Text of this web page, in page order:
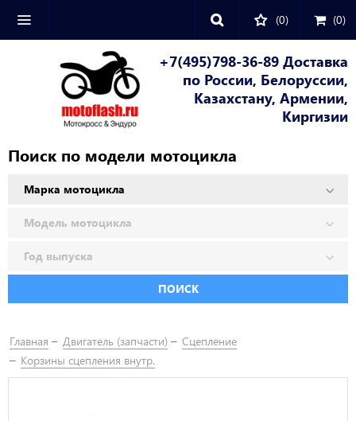
(0) (0)
+7(495)798-36-89 Доставка
по России, Белоруссии,
Казахстану, Армении,
Киргизии
Поиск по модели мотоцикла
ПОИСК
Главная Двигатель (запчасти)
Сцепление
Корзины сцепления внутр.